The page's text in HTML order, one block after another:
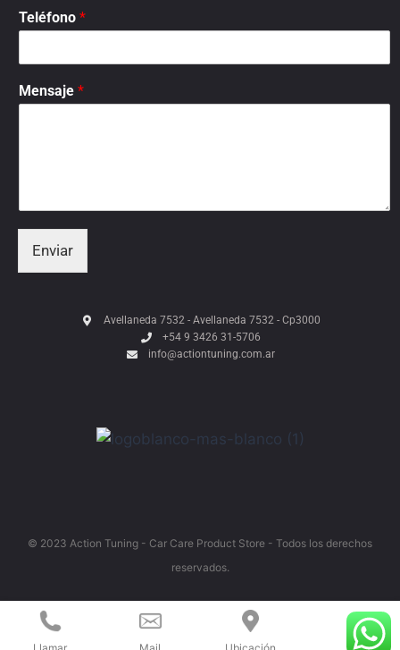
Teléfono *
Mensaje *
Enviar
Avellaneda 7532 - Avellaneda 7532 - Cp3000
+54 9 3426 31-5706
info@actiontuning.com.ar
© 2023 Action Tuning - Car Care Product Store - Todos los derechos
reservados.